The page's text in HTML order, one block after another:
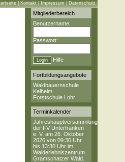
|Kontakt| Impressum|Datenschutz
Mitgliederbereich
Benutzername:
Passwort:
Hilfe
Fortbildungsangebote
Waldbauernschule
Kelheim
Forstschule Lohr
Terminkalender
Jahreshauptversammlung
der FV Unterfranken
e. V. am 26. Oktober
2026 von 09:30 Uhr
bis 13:30 Uhr im
Walderlebniszentrum
Gramschatzer Wald.